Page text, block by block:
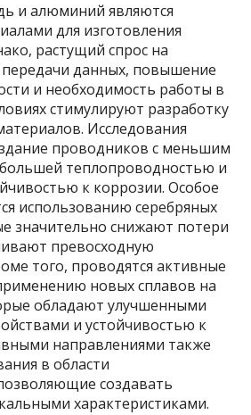
и алюминий являются
для изготовления
растущий спрос на
данных, повышение
и необходимость работы в
стимулируют разработку
Исследования
проводников с меньшим
теплопроводностью и
к коррозии. Особое
использованию серебряных
значительно снижают потери
превосходную
того, проводятся активные
новых сплавов на
обладают улучшенными
и устойчивостью к
направлениями также
в области
создавать
характеристиками.